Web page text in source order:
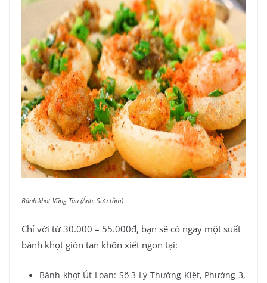
Bánh khọt Vũng Tàu (Ảnh: Sưu tầm)
Chỉ với từ 30.000 – 55.000đ, bạn sẽ có ngay một suất
bánh khọt giòn tan khôn xiết ngon tại:
Bánh khọt Út Loan: Số 3 Lý Thường Kiệt, Phường 3,